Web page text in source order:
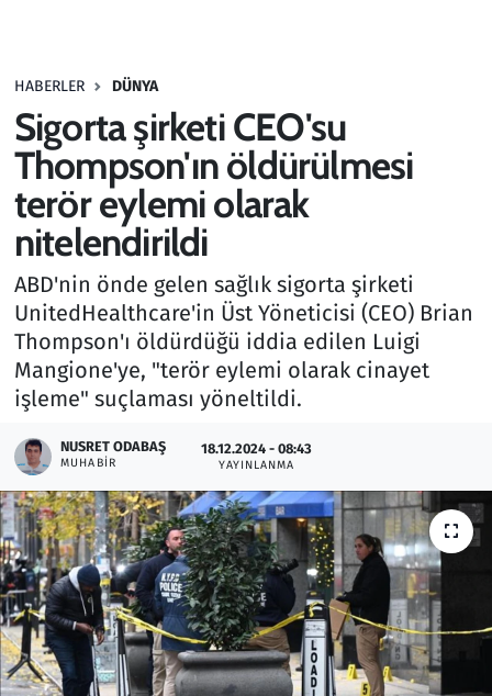
HABERLER DÜNYA
Sigorta şirketi CEO'su
Thompson'ın öldürülmesi
terör eylemi olarak
nitelendirildi
ABD'nin önde gelen sağlık sigorta şirketi
UnitedHealthcare'in Üst Yöneticisi (CEO) Brian
Thompson'ı öldürdüğü iddia edilen Luigi
Mangione'ye, "terör eylemi olarak cinayet
işleme" suçlaması yöneltildi.
NUSRET ODABAŞ
MUHABIR
18.12.2024 - 08:43
YAYINLANMA
Haber
Kültür Sanat
Kurumsal Haberler
Lezzet Durağı
Memur ve Kamu
Otomobil
Ramazan
Resmi İlanlar
Rüya Tabirleri
Sağlık